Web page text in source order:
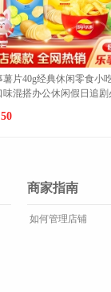
膨化零
嫩牛排
商家指南
如何管理店铺